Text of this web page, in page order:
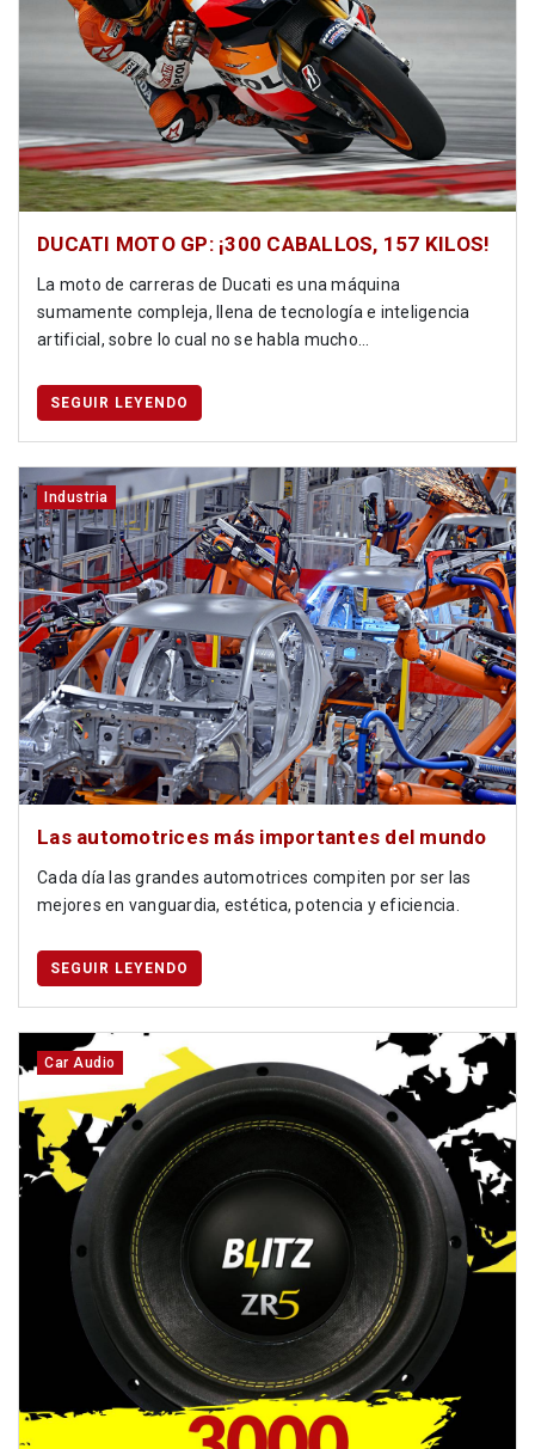
DUCATI MOTO GP: ¡300 CABALLOS, 157 KILOS!
La moto de carreras de Ducati es una máquina
sumamente compleja, llena de tecnología e inteligencia
artificial, sobre lo cual no se habla mucho...
SEGUIR LEYENDO
Industria
Las automotrices más importantes del mundo
Cada día las grandes automotrices compiten por ser las
mejores en vanguardia, estética, potencia y eficiencia.
SEGUIR LEYENDO
Car Audio